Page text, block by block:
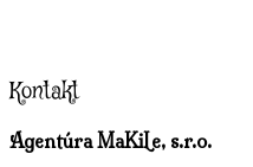
Kontakt
Agentúra MaKiLe, s.r.o.